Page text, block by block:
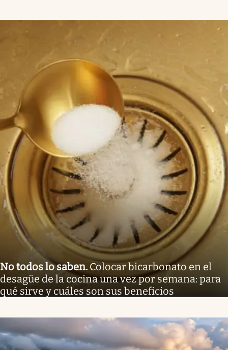
No todos lo saben. Colocar bicarbonato en el
desagüe de la cocina una vez por semana: para
qué sirve y cuáles son sus beneficios